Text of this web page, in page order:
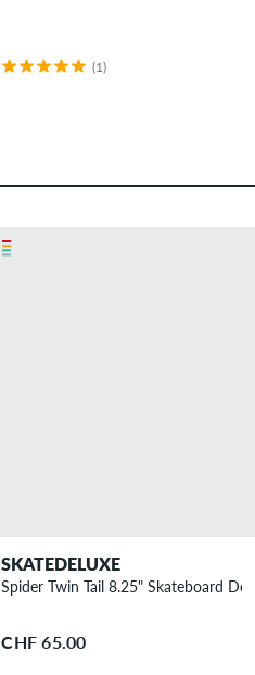
(1)
SKATEDELUXE
Spider Twin Tail 8.25" Skateboard Deck
CHF 65.00